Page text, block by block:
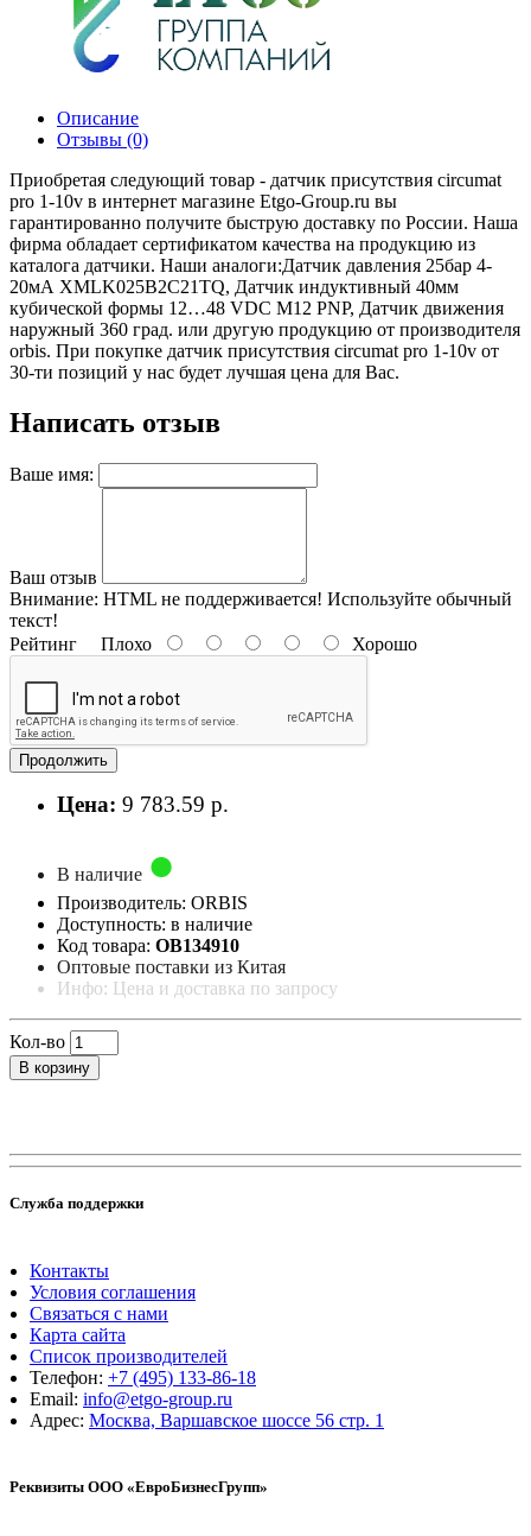
Описание
Отзывы (0)
Приобретая следующий товар - датчик присутствия circumat
pro 1-10v в интернет магазине Etgo-Group.ru вы
гарантированно получите быструю доставку по России. Наша
фирма обладает сертификатом качества на продукцию из
каталога датчики. Наши аналоги:Датчик давления 25бар 4-
20мА XMLK025B2C21TQ, Датчик индуктивный 40мм
кубической формы 12…48 VDC М12 PNP, Датчик движения
наружный 360 град. или другую продукцию от производителя
orbis. При покупке датчик присутствия circumat pro 1-10v от
30-ти позиций у нас будет лучшая цена для Вас.
Написать отзыв
Ваше имя:
Ваш отзыв
Внимание: HTML не поддерживается! Используйте обычный
текст!
Рейтинг Плохо Хорошо
Продолжить
Цена: 9 783.59 р.
В наличие
Производитель: ORBIS
Доступность: в наличие
Код товара: OB134910
Оптовые поставки из Китая
Инфо: Цена и доставка по запросу
Кол-во
В корзину
Служба поддержки
Контакты
Условия соглашения
Связаться с нами
Карта сайта
Список производителей
Телефон: +7 (495) 133-86-18
Email: info@etgo-group.ru
Адрес: Москва, Варшавское шоссе 56 стр. 1
Реквизиты ООО «ЕвроБизнесГрупп»